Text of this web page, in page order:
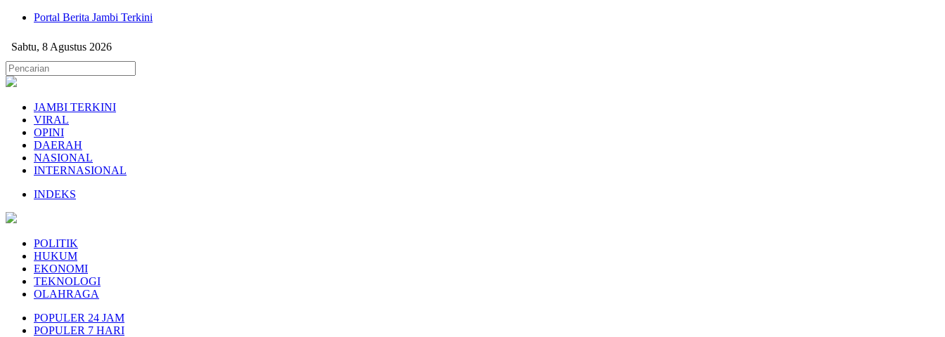
Portal Berita Jambi Terkini
Sabtu, 8 Agustus 2026
JAMBI TERKINI
VIRAL
OPINI
DAERAH
NASIONAL
INTERNASIONAL
INDEKS
POLITIK
HUKUM
EKONOMI
TEKNOLOGI
OLAHRAGA
POPULER 24 JAM
POPULER 7 HARI